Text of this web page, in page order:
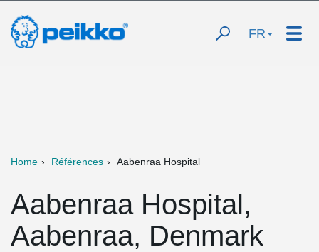
FR
Home Références Aabenraa Hospital
Aabenraa Hospital,
Aabenraa, Denmark